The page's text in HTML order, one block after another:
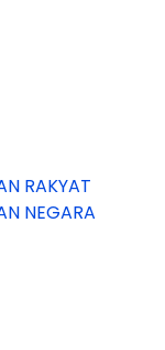
RAKYAT
NEGARA